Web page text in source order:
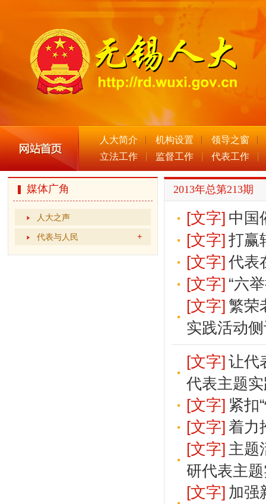
人大简介 机构设置
领导之窗
立法工作
监督工作 代表工作
媒体广角
人大之声
代表与人民
2013年总第213期
[文字] 中国
[文字] 打赢
[文字] 代表
[文字] “六
[文字] 繁
实践活动
[文字] 让代
代表主题
[文字] 紧扣
[文字] 着力
[文字] 主题
研代表主
[文字] 加强